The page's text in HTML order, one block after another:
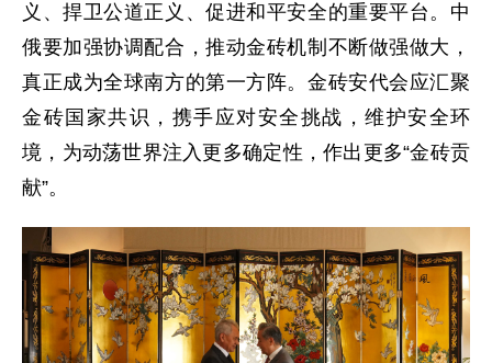
义、捍卫公道正义、促进和平安全的重要平台。中
俄要加强协调配合，推动金砖机制不断做强做大，
真正成为全球南方的第一方阵。金砖安代会应汇聚
金砖国家共识，携手应对安全挑战，维护安全环
境，为动荡世界注入更多确定性，作出更多“金砖贡
献”。